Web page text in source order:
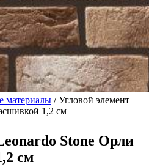
материалы / Угловой элемент
1,2 см
Stone Орли
см